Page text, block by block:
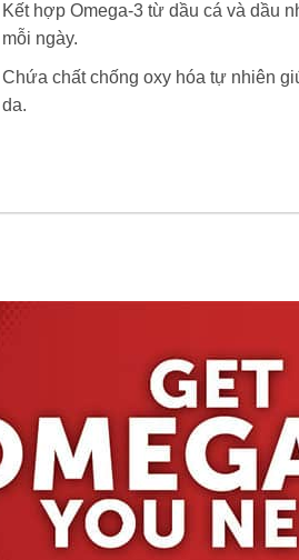
Kết hợp Omega-3 từ dầu cá và dầu
mỗi ngày.
Chứa chất chống oxy hóa tự nhiên
da.